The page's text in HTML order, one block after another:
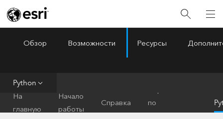
ArcGIS Pro
Обзор Возможности Ресурсы
Python
На
главную
Начало
работы
Справка
по
инструментам